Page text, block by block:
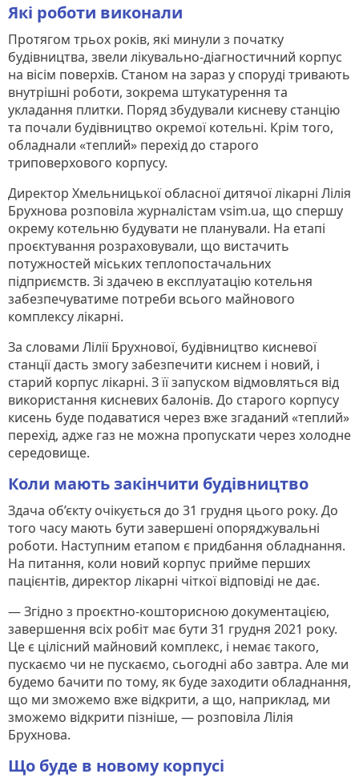
Які роботи виконали
Протягом трьох років, які минули з початку
будівництва, звели лікувально-діагностичний корпус
на вісім поверхів. Станом на зараз у споруді тривають
внутрішні роботи, зокрема штукатурення та
укладання плитки. Поряд збудували кисневу станцію
та почали будівництво окремої котельні. Крім того,
обладнали «теплий» перехід до старого
триповерхового корпусу.
Директор Хмельницької обласної дитячої лікарні Лілія
Брухнова розповіла журналістам vsim.ua, що спершу
окрему котельню будувати не планували. На етапі
проєктування розраховували, що вистачить
потужностей міських теплопостачальних
підприємств. Зі здачею в експлуатацію котельня
забезпечуватиме потреби всього майнового
комплексу лікарні.
За словами Лілії Брухнової, будівництво кисневої
станції дасть змогу забезпечити киснем і новий, і
старий корпус лікарні. З її запуском відмовляться від
використання кисневих балонів. До старого корпусу
кисень буде подаватися через вже згаданий «теплий»
перехід, адже газ не можна пропускати через холодне
середовище.
Коли мають закінчити будівництво
Здача об’єкту очікується до 31 грудня цього року. До
того часу мають бути завершені опоряджувальні
роботи. Наступним етапом є придбання обладнання.
На питання, коли новий корпус прийме перших
пацієнтів, директор лікарні чіткої відповіді не дає.
— Згідно з проєктно-кошторисною документацією,
завершення всіх робіт має бути 31 грудня 2021 року.
Це є цілісний майновий комплекс, і немає такого,
пускаємо чи не пускаємо, сьогодні або завтра. Але ми
будемо бачити по тому, як буде заходити обладнання,
що ми зможемо вже відкрити, а що, наприклад, ми
зможемо відкрити пізніше, — розповіла Лілія
Брухнова.
Що буде в новому корпусі